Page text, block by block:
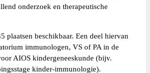
onderzoek en therapeutische
plaatsen beschikbaar. Een deel hiervan
immunologen, VS of PA in de
AIOS kindergeneeskunde (bijv.
kinder-immunologie).